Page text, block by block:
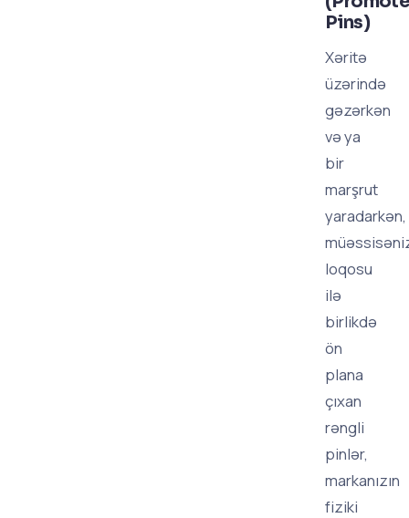
Pins)
Xəritə
üzərində
gəzərkən
və ya
bir
marşrut
yaradarkən,
loqosu
ilə
birlikdə
ön
plana
çıxan
rəngli
pinlər,
markanızın
fiziki